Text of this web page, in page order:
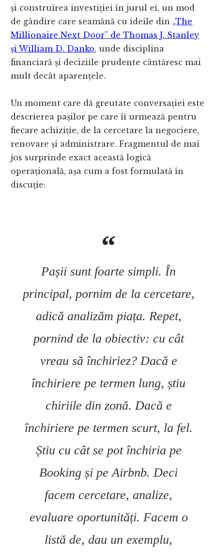
și construirea investiției în jurul ei, un mod
de gândire care seamănă cu ideile din „The
Millionaire Next Door” de Thomas J. Stanley
și William D. Danko, unde disciplina
financiară și deciziile prudente cântăresc mai
mult decât aparențele.
Un moment care dă greutate conversației este
descrierea pașilor pe care îi urmează pentru
fiecare achiziție, de la cercetare la negociere,
renovare și administrare. Fragmentul de mai
jos surprinde exact această logică
operațională, așa cum a fost formulată în
discuție:
Pașii sunt foarte simpli. În
principal, pornim de la cercetare,
adică analizăm piața. Repet,
pornind de la obiectiv: cu cât
vreau să închiriez? Dacă e
închiriere pe termen lung, știu
chiriile din zonă. Dacă e
închiriere pe termen scurt, la fel.
Știu cu cât se pot închiria pe
Booking și pe Airbnb. Deci
facem cercetare, analize,
evaluare oportunități. Facem o
listă de, dau un exemplu,